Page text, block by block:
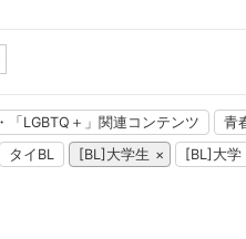
「LGBTQ＋」関連コンテンツ 青
タイBL [BL]大学生 [BL]大学